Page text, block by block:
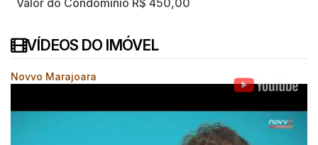
Valor do Condominio R$ 450,00
VÍDEOS DO IMÓVEL
Novvo Marajoara